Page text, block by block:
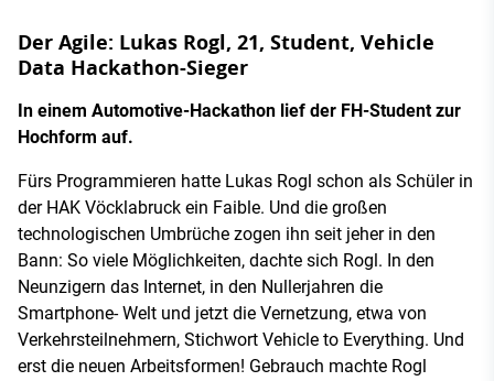
Der Agile: Lukas Rogl, 21, Student, Vehicle
Data Hackathon-Sieger
In einem Automotive-Hackathon lief der FH-Student zur
Hochform auf.
Fürs Programmieren hatte Lukas Rogl schon als Schüler in
der HAK Vöcklabruck ein Faible. Und die großen
technologischen Umbrüche zogen ihn seit jeher in den
Bann: So viele Möglichkeiten, dachte sich Rogl. In den
Neunzigern das Internet, in den Nullerjahren die
Smartphone- Welt und jetzt die Vernetzung, etwa von
Verkehrsteilnehmern, Stichwort Vehicle to Everything. Und
erst die neuen Arbeitsformen! Gebrauch machte Rogl